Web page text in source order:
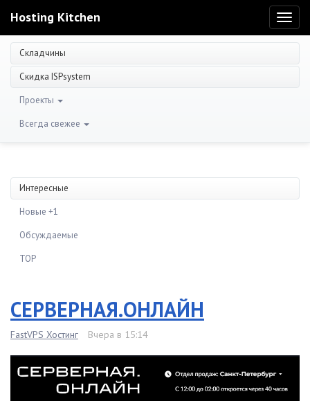
Hosting Kitchen
Складчины
Скидка ISPsystem
Проекты
Всегда свежее
Интересные
Новые +1
Обсуждаемые
TOP
СЕРВЕРНАЯ.ОНЛАЙН
FastVPS Хостинг Вчера в 15:14